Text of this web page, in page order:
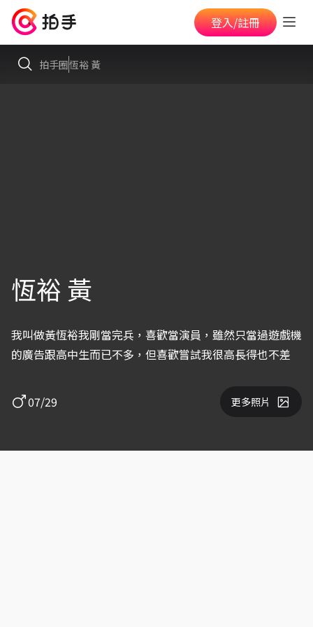
登入/註冊
拍手圈恆裕 黃
恆裕 黃
我叫做黃恆裕我剛當完兵，喜歡當演員，雖然只當過遊戲機
的廣告跟高中生而已不多，但喜歡嘗試我很高長得也不差
07/29 更多照片